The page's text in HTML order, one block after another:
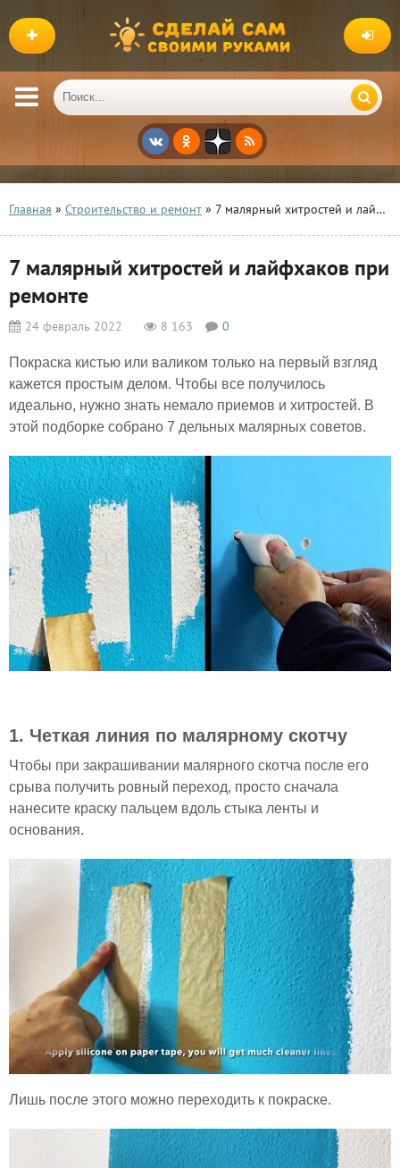
Главная » Строительство и ремонт » 7 малярный хитростей и лайфхаков при ремонте
7 малярный хитростей и лайфхаков при
ремонте
24 февраль 2022 8 163 0
Покраска кистью или валиком только на первый взгляд
кажется простым делом. Чтобы все получилось
идеально, нужно знать немало приемов и хитростей. В
этой подборке собрано 7 дельных малярных советов.
1. Четкая линия по малярному скотчу
Чтобы при закрашивании малярного скотча после его
срыва получить ровный переход, просто сначала
нанесите краску пальцем вдоль стыка ленты и
основания.
Лишь после этого можно переходить к покраске.